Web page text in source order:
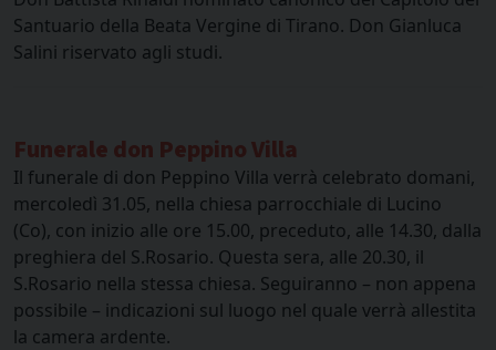
Santuario della Beata Vergine di Tirano. Don Gianluca
Salini riservato agli studi.
Funerale don Peppino Villa
Il funerale di don Peppino Villa verrà celebrato domani,
mercoledì 31.05, nella chiesa parrocchiale di Lucino
(Co), con inizio alle ore 15.00, preceduto, alle 14.30, dalla
preghiera del S.Rosario. Questa sera, alle 20.30, il
S.Rosario nella stessa chiesa. Seguiranno – non appena
possibile – indicazioni sul luogo nel quale verrà allestita
la camera ardente.